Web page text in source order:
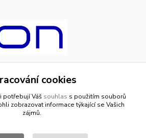
15hod.
cookies
potřebují Váš souhlas s použitím souborů
zobrazovat informace týkající se Vašich
zájmů.